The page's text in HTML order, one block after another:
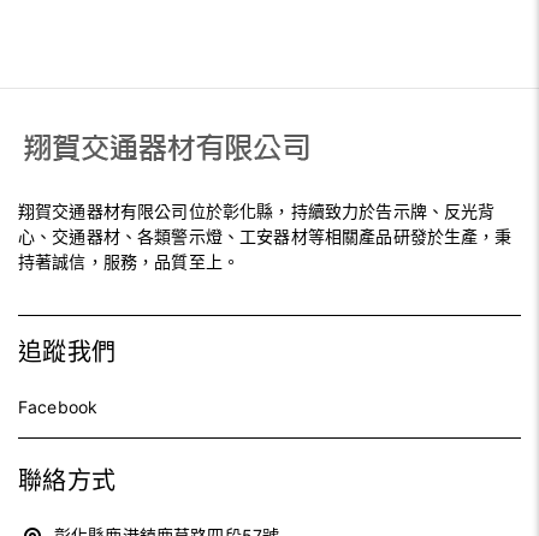
翔賀交通器材有限公司位於彰化縣，持續致力於告示牌、反光背
心、交通器材、各類警示燈、工安器材等相關產品研發於生產，秉
持著誠信，服務，品質至上。
追蹤我們
Facebook
聯絡方式